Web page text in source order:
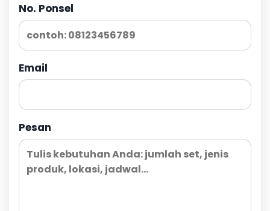
No. Ponsel
Email
Pesan